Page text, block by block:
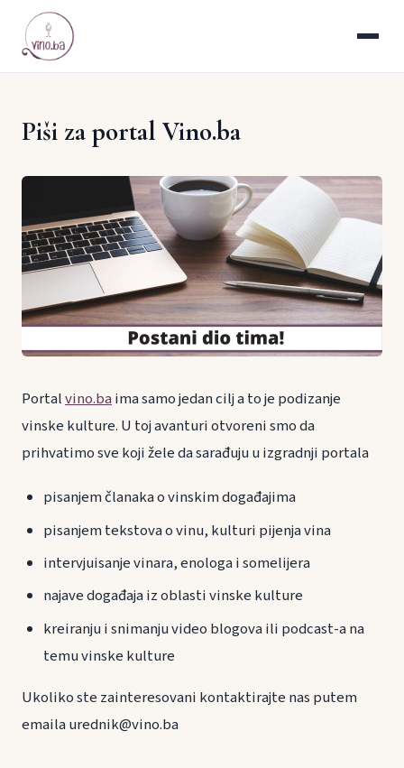
Piši za portal Vino.ba
Portalvino.baima samo jedan cilj a to je podizanje
vinske kulture. U toj avanturi otvoreni smo da
prihvatimo sve koji žele da sarađuju u izgradnji portala
pisanjem članaka o vinskim događajima
pisanjem tekstova o vinu, kulturi pijenja vina
intervjuisanje vinara, enologa i somelijera
najave događaja iz oblasti vinske kulture
kreiranju i snimanju video blogova ili podcast-a na
temu vinske kulture
Ukoliko ste zainteresovani kontaktirajte nas putem
emaila urednik@vino.ba